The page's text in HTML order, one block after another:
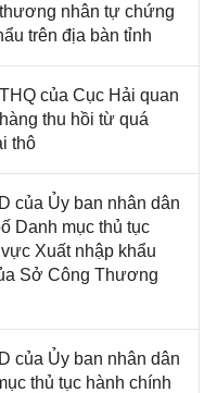
nhân tự chứng
trên địa bàn tỉnh
của Cục Hải quan
thu hồi từ quá
thô
của Ủy ban nhân dân
Danh mục thủ tục
Xuất nhập khẩu
Sở Công Thương
của Ủy ban nhân dân
thủ tục hành chính